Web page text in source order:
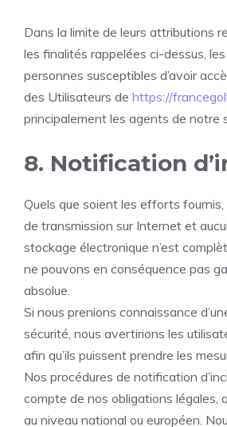
Dans la limite de leurs attributions
les finalités rappelées ci-dessus,
personnes susceptibles d’avoir
des Utilisateurs de https://
principalement les agents de notre
8. Notification
Quels que soient les efforts
de transmission sur Internet et
stockage électronique n’est
ne pouvons en conséquence pas
absolue.
Si nous prenions connaissance
sécurité, nous avertirions les
afin qu’ils puissent prendre les
Nos procédures de notification
compte de nos obligations légales,
au niveau national ou européen.